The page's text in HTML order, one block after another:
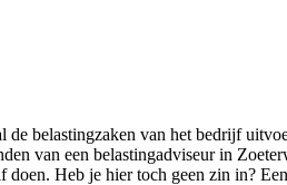
belastingzaken van het bedrijf
van een belastingadviseur in
Heb je hier toch geen zin in?